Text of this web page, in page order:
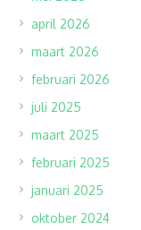
april 2026
maart 2026
februari 2026
juli 2025
maart 2025
februari 2025
januari 2025
oktober 2024